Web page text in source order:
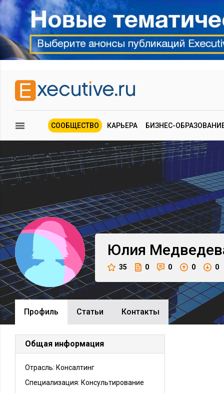
СООБЩЕСТВО КАРЬЕРА БИЗНЕС-
Юлия
35 0 0 0 0
Профиль Cтатьи Контакты
Общая информация
Отрасль: Консалтинг
Специализация: Консультирование